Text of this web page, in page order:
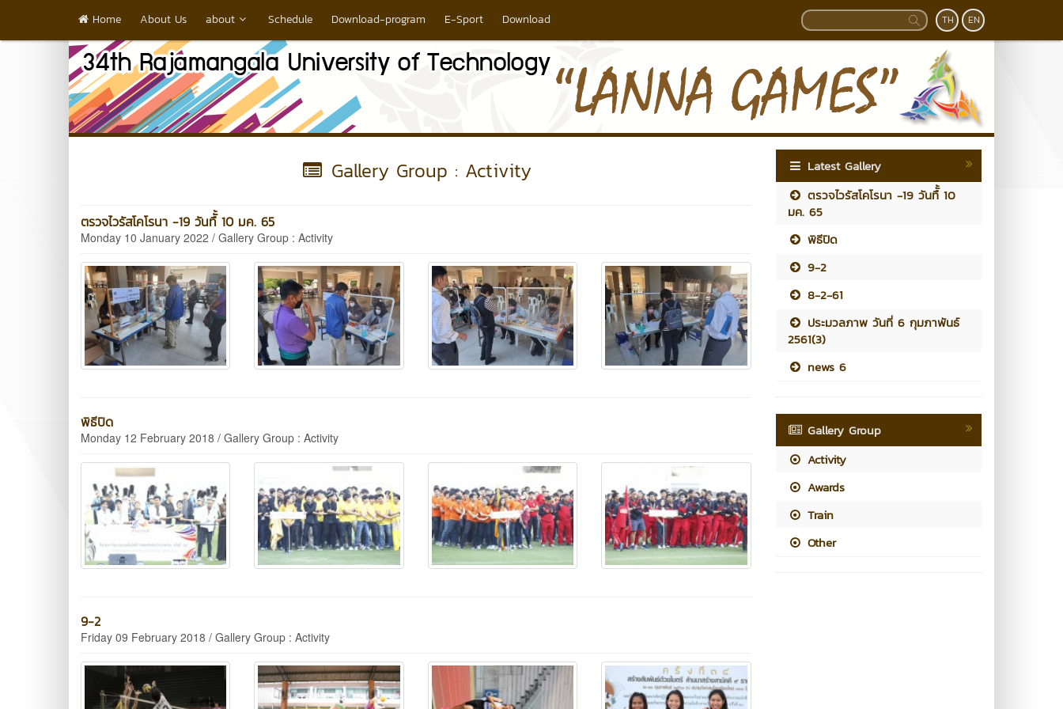
Home About Us about Schedule Download-program E-Sport Download TH EN
Gallery Group : Activity
ตรวจไวรัสโคโรนา -19 วันทืั้ 10 มค. 65
Monday 10 January 2022 / Gallery Group : Activity
พิธีปิด
Monday 12 February 2018 / Gallery Group : Activity
9-2
Friday 09 February 2018 / Gallery Group : Activity
Latest Gallery
ตรวจไวรัสโคโรนา -19 วันทืั้ 10
มค. 65
พิธีปิด
9-2
8-2-61
ประมวลภาพ วันที่ 6 กุมภาพันธ์
2561(3)
news 6
Gallery Group
Activity
Awards
Train
Other